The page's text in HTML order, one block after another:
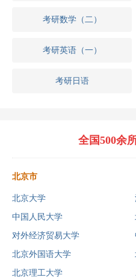
考研数学（二）
考研英语（一）
考研日语
全国500余
北京市
北京大学
中国人民大学
对外经济贸易大学
北京外国语大学
北京理工大学